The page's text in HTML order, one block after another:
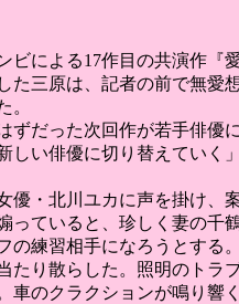
による17作目の共演作
た三原は、記者の前で無
。
だった次回作が若手俳
い俳優に切り替えてい
優・北川ユカに声を掛け
ていると、珍しく妻の千
練習相手になろうとする
たり散らした。照明のト
車のクラクションが鳴り